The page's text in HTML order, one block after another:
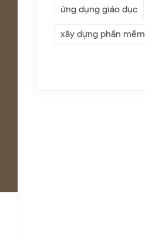
ứng dụng giáo dục
xây dựng phần